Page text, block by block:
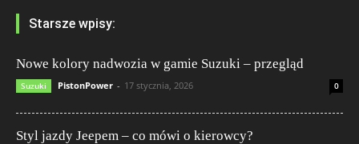
Starsze wpisy:
Nowe kolory nadwozia w gamie Suzuki – przegląd
Suzuki PistonPower - 17 stycznia, 2026 0
Styl jazdy Jeepem – co mówi o kierowcy?